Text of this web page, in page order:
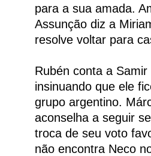
para a sua amada.
Assunção diz a
resolve voltar para
Rubén conta a
insinuando que ele
grupo argentino.
aconselha a seguir
troca de seu voto
não encontra Neco